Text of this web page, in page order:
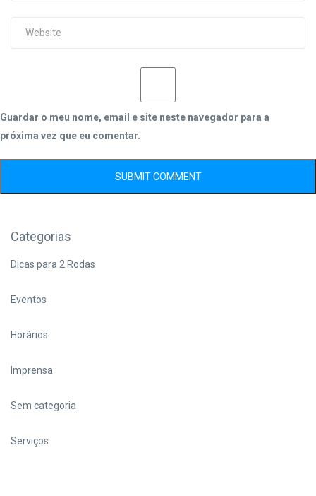
Guardar o meu nome, email e site neste navegador para a
próxima vez que eu comentar.
Categorias
Dicas para 2 Rodas
Eventos
Horários
Imprensa
Sem categoria
Serviços